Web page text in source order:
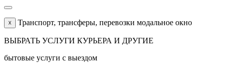
☓ Транспорт, трансферы, перевозки модальное окно
ВЫБРАТЬ УСЛУГИ КУРЬЕРА И ДРУГИЕ
бытовые услуги с выездом